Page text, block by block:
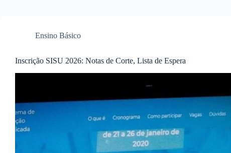
Ensino Básico
Inscrição SISU 2026: Notas de Corte, Lista de Espera